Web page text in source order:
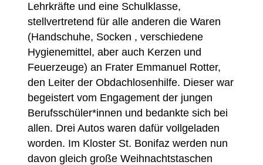
Lehrkräfte und eine Schulklasse,
stellvertretend für alle anderen die Waren
(Handschuhe, Socken , verschiedene
Hygienemittel, aber auch Kerzen und
Feuerzeuge) an Frater Emmanuel Rotter,
den Leiter der Obdachlosenhilfe. Dieser war
begeistert vom Engagement der jungen
Berufsschüler*innen und bedankte sich bei
allen. Drei Autos waren dafür vollgeladen
worden. Im Kloster St. Bonifaz werden nun
davon gleich große Weihnachtstaschen